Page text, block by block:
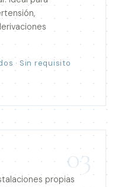
· Sin requisito
03
propias